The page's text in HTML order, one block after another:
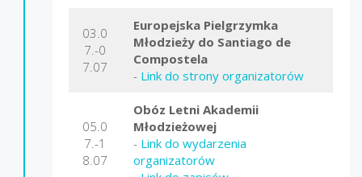
03.0
7.-0
7.07
Europejska Pielgrzymka
Młodzieży do Santiago de
Compostela
- Link do strony organizatorów
05.0
7.-1
8.07
Obóz Letni Akademii
Młodzieżowej
- Link do wydarzenia
organizatorów